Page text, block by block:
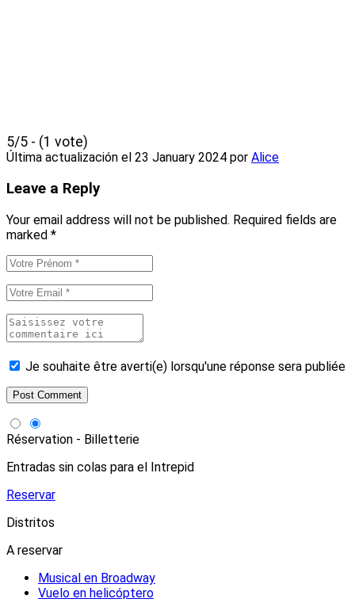
5/5 - (1 vote)
Última actualización el 23 January 2024 por Alice
Leave a Reply
Your email address will not be published. Required fields are
marked *
Je souhaite être averti(e) lorsqu'une réponse sera publiée
Réservation - Billetterie
Entradas sin colas para el Intrepid
Reservar
Distritos
A reservar
Musical en Broadway
Vuelo en helicóptero